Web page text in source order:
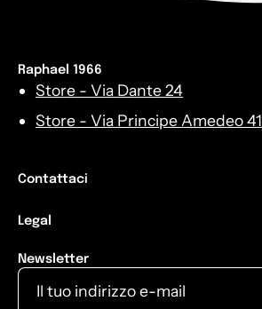
Raphael 1966
Store - Via Dante 24
Store - Via Principe Amedeo 41
Contattaci
Legal
Newsletter